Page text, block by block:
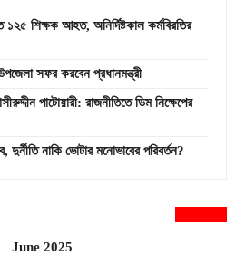
১২৫ শিক্ষক আহত, অনির্দিষ্টকাল কর্মবিরতির
সফর করবেন প্রধানমন্ত্রী
পাটোয়ারী: রাজনীতিতে ডিম নিক্ষেপের
নাকি ভোটার মনোভাবের পরিবর্তন?
June 2025